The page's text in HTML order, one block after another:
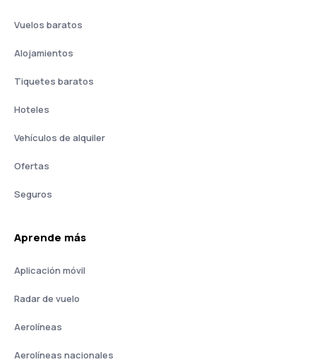
Vuelos baratos
Alojamientos
Tiquetes baratos
Hoteles
Vehículos de alquiler
Ofertas
Seguros
Aprende más
Aplicación móvil
Radar de vuelo
Aerolíneas
Aerolíneas nacionales